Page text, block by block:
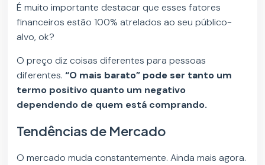
É muito importante destacar que esses fatores
financeiros estão 100% atrelados ao seu público-
alvo, ok?
O preço diz coisas diferentes para pessoas
diferentes.“O mais barato” pode ser tanto um
termo positivo quanto um negativo
dependendo de quem está comprando.
Tendências de Mercado
O mercado muda constantemente. Ainda mais agora.